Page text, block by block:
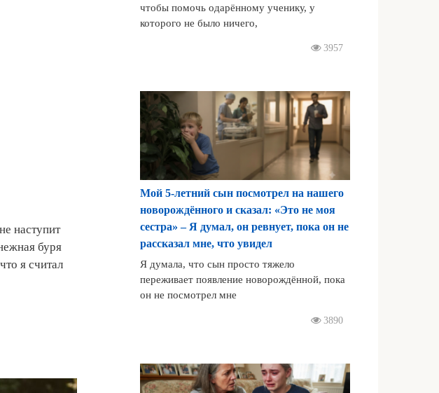
наступит
буря
я считал
чтобы помочь одарённому ученику, у
которого не было ничего,
3957
Мой 5-летний сын посмотрел на нашего
новорождённого и сказал: «Это не моя
сестра» – Я думал, он ревнует, пока он не
рассказал мне, что увидел
Я думала, что сын просто тяжело
переживает появление новорождённой, пока
он не посмотрел мне
3890